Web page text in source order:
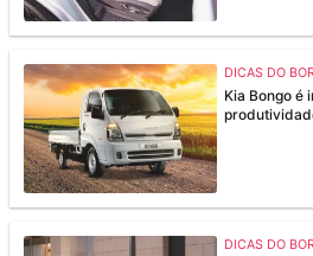
DICAS DO
Kia Bongo é
DICAS DO